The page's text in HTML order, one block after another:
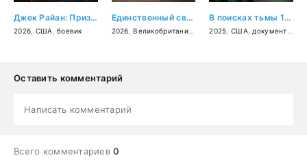
Джек Райан: Призрачная война
2026 США ,боевик
Единственный свидетель
2026 ,Великобритания США,драма,криминал
В поисках тьмы 1995-1999: Путешествие в культовый хоррор 90-х
2025 США документальный
Оставить комментарий
Написать комментарий
Всего комментариев0